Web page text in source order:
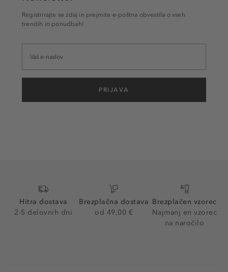
Registrirajte se zdaj in prejmite e-poštna obvestila o vseh
trendih in ponudbah!
PRIJAVA
Hitra dostava
2-5 delovnih dni
Brezplačna dostava
od 49,00 €
Brezplačen vzorec
Najmanj en vzorec
na naročilo